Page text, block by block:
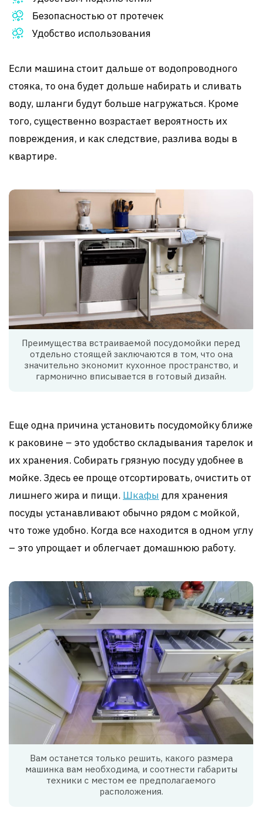
Безопасностью от протечек
Удобство использования
Если машина стоит дальше от водопроводного
стояка, то она будет дольше набирать и сливать
воду, шланги будут больше нагружаться. Кроме
того, существенно возрастает вероятность их
повреждения, и как следствие, разлива воды в
квартире.
Преимущества встраиваемой посудомойки перед
отдельно стоящей заключаются в том, что она
значительно экономит кухонное пространство, и
гармонично вписывается в готовый дизайн.
Еще одна причина установить посудомойку ближе
к раковине – это удобство складывания тарелок и
их хранения. Собирать грязную посуду удобнее в
мойке. Здесь ее проще отсортировать, очистить от
лишнего жира и пищи. Шкафы для хранения
посуды устанавливают обычно рядом с мойкой,
что тоже удобно. Когда все находится в одном углу
– это упрощает и облегчает домашнюю работу.
Вам останется только решить, какого размера
машинка вам необходима, и соотнести габариты
техники с местом ее предполагаемого
расположения.